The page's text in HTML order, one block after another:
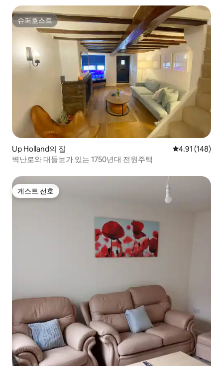
슈퍼호스트
슈퍼호스트
Up Holland의 집 평점 4.91점(5
4.91 (148)
벽난로와 대들보가 있는 1750년대 전원주택
게스트 선호
게스트 선호